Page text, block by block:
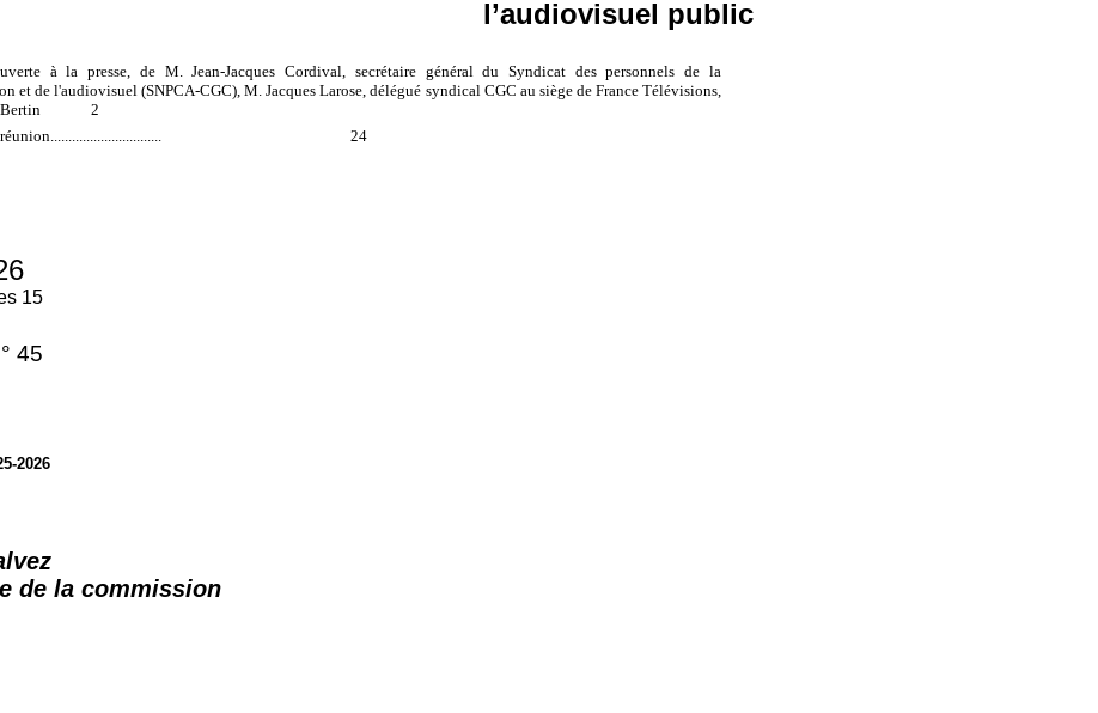
l’audiovisuel public
à la presse, de M. Jean-Jacques Cordival, secrétaire général du Syndicat des personnels de la
et de l'audiovisuel (SNPCA-CGC), M. Jacques Larose, délégué syndical CGC au siège de France Télévisions,
Bertin 2
24
15
45
2026
de la commission